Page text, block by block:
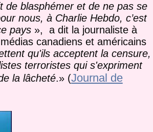
de blasphémer et de ne pas se
nous, à Charlie Hebdo, c’est
pays», a dit la journaliste à
canadiens et américains
qu'ils acceptent la censure,
terroristes qui s'expriment
la lâcheté.» (Journal de